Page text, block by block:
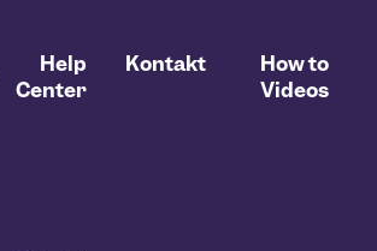
Help
Center
Kontakt
How to
Videos